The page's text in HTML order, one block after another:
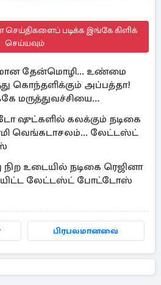
படிக்க இங்கே கிளிக்
செய்யவும்
தேன்மொழி... உண்மை
கொந்தளிக்கும் அப்பத்தா!
மருத்துவச்சியை
அதிரடி
ஷுட்களில் கலக்கும் நடிகை
வெங்கடாசலம்... லேட்டஸ்ட்
நிற உடையில் நடிகை ரெஜினா
லேட்டஸ்ட் போட்டோஸ்
பிரபலமானவை